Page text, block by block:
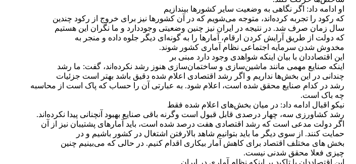
او ادامه داد: اگر نگاهی به وضعیت سایر کشورها بیندازیم
که رکود را تجربه کرده‌اند، متوجه می‌شویم که در آن کشورها نیز برای خروج از رکود چندین
سال زمان صرف شد. در نتیجه در ایران نیز چنین وضعیتی وجوددارد و ما نگران این هستیم
که دولت از طریق آرایش کردن ارقام، آمارها را به گونه‌ای دیگر جلوه داده و منجر به
مخدوش شدن سرمایه اجتماعی نظام آماری کشور شوند.
این اقتصاددان با بیان اینکه شواهدی وجود دارد مبنی بر
اینکه صنایع مهمی مانند ماشین‌سازی و ساختمان‌سازی هنوز رشد نکرده‌اند، گفت: ما رشد
چندانی در این بخش‌ها نداریم و اگر رشد اقتصادی اعلام شده دقیق باشد بهتر است جزئیات
رشد در کدام صنایع محقق شده است، اعلام شود. به عبارتی آن را حساب که پاک است از محاسبه
چه باک است.
نیکو اقبال ادامه داد: در میان بخش‌های اعلام شده فقط
رشد کشاورزی سه، چهار درصدی قابل قبول است وگرنه باقی صنایع بهبود آنچنانی پیدا نکرده‌اند.
اگر دولت مدعی است که رشد اقتصادی هفت درصد شده است، باید آمارهای پشتیبان نیز از آن
حمایت کنند. از سوی دیگر ما باید بتوانیم شاهد بالارفتن اشتغال در کشور باشیم و در
بخش های مختلف اقتصاد برای کاهش آمار بیکاری اقدام کنیم. در حالی که می‌بینیم چنین
چیزی فعلا محقق شدنی نیست.